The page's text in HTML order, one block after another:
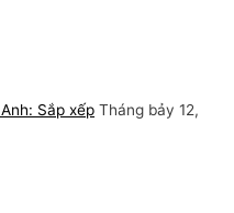
Sắp xếp Tháng bảy 12,